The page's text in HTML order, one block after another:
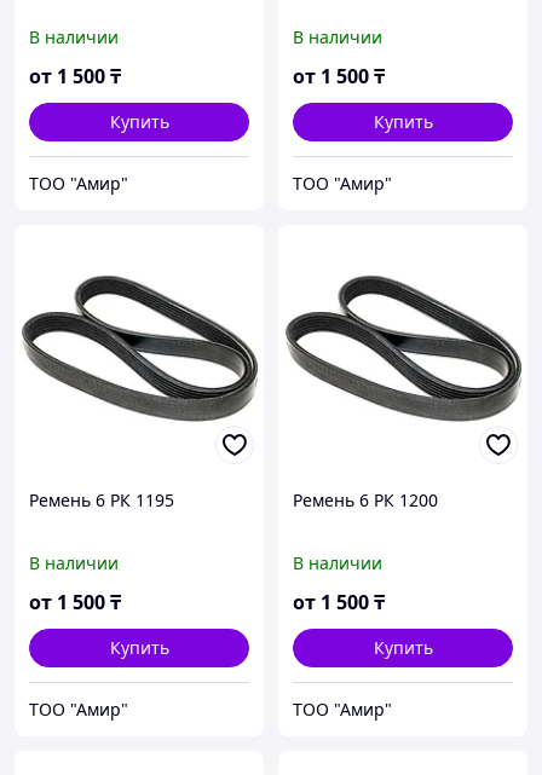
В наличии
от 1 500₸
Купить
ТОО "Амир"
В наличии
от 1 500₸
Купить
ТОО "Амир"
Ремень 6 РК 1195
В наличии
от 1 500₸
Купить
ТОО "Амир"
Ремень 6 РК 1200
В наличии
от 1 500₸
Купить
ТОО "Амир"